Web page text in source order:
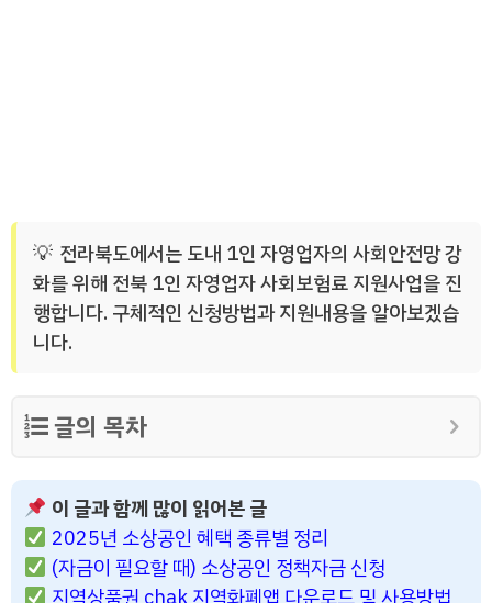
전라북도에서는 도내 1인 자영업자의 사회안전망 강
화를 위해 전북 1인 자영업자 사회보험료 지원사업을 진
행합니다. 구체적인 신청방법과 지원내용을 알아보겠습
니다.
글의 목차
이 글과 함께 많이 읽어본 글
2025년 소상공인 혜택 종류별 정리
(자금이 필요할 때) 소상공인 정책자금 신청
지역상품권 chak 지역화폐앱 다운로드 및 사용방법